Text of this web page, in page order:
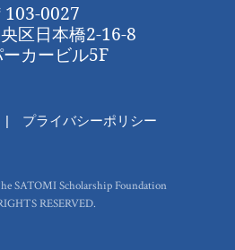
103-0027
区日本橋2-16-8
カービル5F
プライバシーポリシー
SATOMI Scholarship Foundation
RESERVED.